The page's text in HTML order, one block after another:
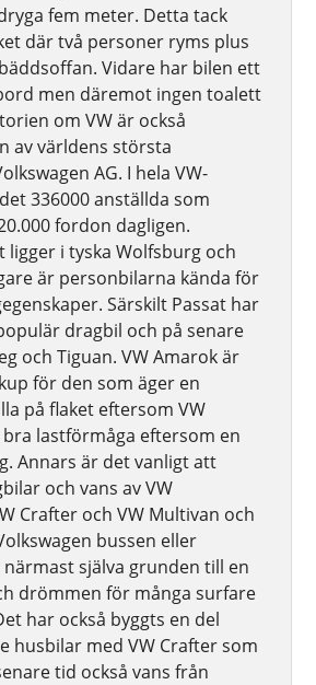
fem meter. Detta tack
där två personer ryms plus
Vidare har bilen ett
men däremot ingen toalett
om VW är också
av världens största
AG. I hela VW-
336000 anställda som
fordon dagligen.
i tyska Wolfsburg och
är personbilarna kända för
Särskilt Passat har
dragbil och på senare
och Tiguan. VW Amarok är
för den som äger en
på flaket eftersom VW
lastförmåga eftersom en
Annars är det vanligt att
och vans av VW
Crafter och VW Multivan och
bussen eller
själva grunden till en
drömmen för många surfare
har också byggts en del
husbilar med VW Crafter som
tid också vans från